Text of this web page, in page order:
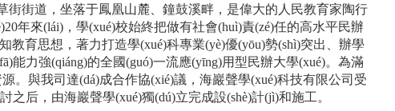
街道，坐落于鳳凰山麓、鐘鼓溪畔，是偉大的人民教育家陶行
年來(lái)，學(xué)校始終把做有社會(huì)責(zé)任的高水平民辦
育思想，著力打造學(xué)科專業(yè)優(yōu)勢(shì)突出、辦學
能力強(qiáng)的全國(guó)一流應(yīng)用型民辦大學(xué)。為滿
。與我司達(dá)成合作協(xié)議，海巖聲學(xué)科技有限公司受
討之后，由海巖聲學(xué)獨(dú)立完成設(shè)計(jì)和施工。